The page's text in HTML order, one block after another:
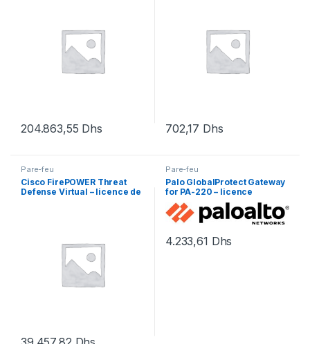
204.863,55 Dhs 702,17 Dhs
Pare-feu
Cisco FirePOWER Threat
Defense Virtual – licence de
Pare-feu
Palo GlobalProtect Gateway
for PA-220 – licence
d’abonnement (1 an) – 1
licence
4.233,61 Dhs